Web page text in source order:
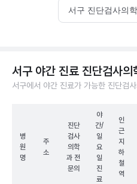
서구 진단검사의
서구 야간 진료 진단검사의
서구에서 야간 진료가 가능한 진단검
병
원
명
주
소
진단
검사
의학
과 전
문의
야
간/
일
요
일
진
료
인
근
지
하
철
역